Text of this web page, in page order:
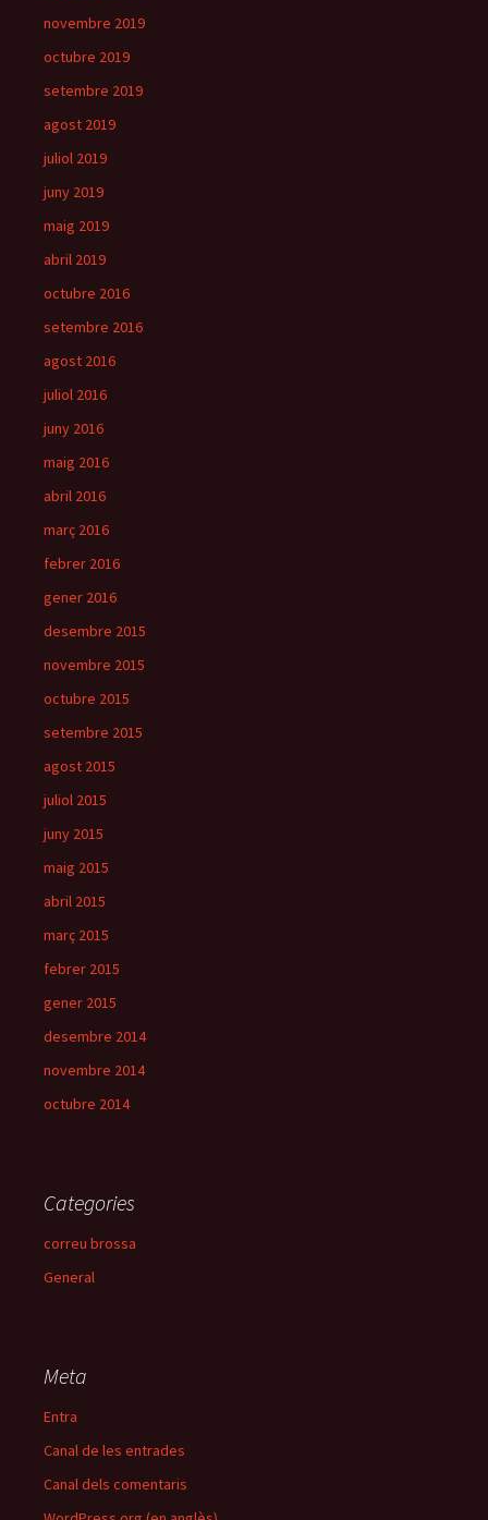
novembre 2019
octubre 2019
setembre 2019
agost 2019
juliol 2019
juny 2019
maig 2019
abril 2019
octubre 2016
setembre 2016
agost 2016
juliol 2016
juny 2016
maig 2016
abril 2016
març 2016
febrer 2016
gener 2016
desembre 2015
novembre 2015
octubre 2015
setembre 2015
agost 2015
juliol 2015
juny 2015
maig 2015
abril 2015
març 2015
febrer 2015
gener 2015
desembre 2014
novembre 2014
octubre 2014
Categories
correu brossa
General
Meta
Entra
Canal de les entrades
Canal dels comentaris